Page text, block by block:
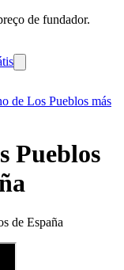
de fundador.
de Los Pueblos más
Pueblos
de España